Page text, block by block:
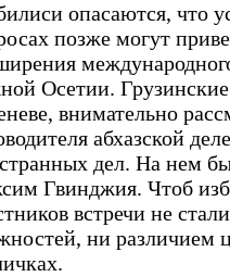
опасаются, что
позже могут
Осетии. Грузинские
внимательно
абхазской
дел. На нем
Гвинджия. Чтоб
встречи не
ни различием